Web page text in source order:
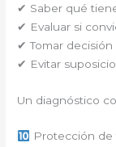
✔ Saber qué
✔ Evaluar si
✔ Tomar decisión
✔ Evitar
Un diagnóstico
Protección de